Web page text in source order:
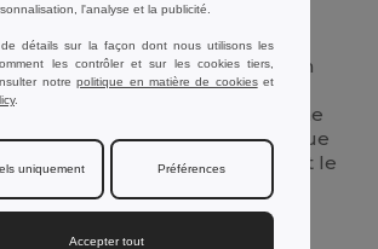
des rayons du soleil avec cet
de paille naturelle. Le design
paille tressée offre un look
le ruban de
ajoute une
personnalisé. Le design classique
offre un look intemporel et le
ajoute une touche de
Le bord du chapeau est
l'analyse et la publicité.
détails sur la façon dont nous utilisons les
les contrôler et sur les cookies tiers,
notrepolitique en matière de cookieset
.
uniquement Préférences
Accepter tout